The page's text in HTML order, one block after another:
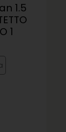
1.5
1